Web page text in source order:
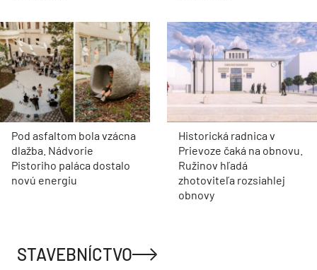
Pod asfaltom bola vzácna
dlažba. Nádvorie
Pistoriho paláca dostalo
novú energiu
Historická radnica v
Prievoze čaká na obnovu.
Ružinov hľadá
zhotoviteľa rozsiahlej
obnovy
STAVEBNÍCTVO